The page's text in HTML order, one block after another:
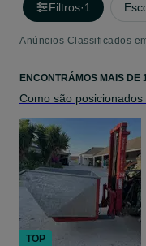
Filtros·1
Anúncios Classificados
ENCONTRÁMOS MAIS DE
Como são
TOP